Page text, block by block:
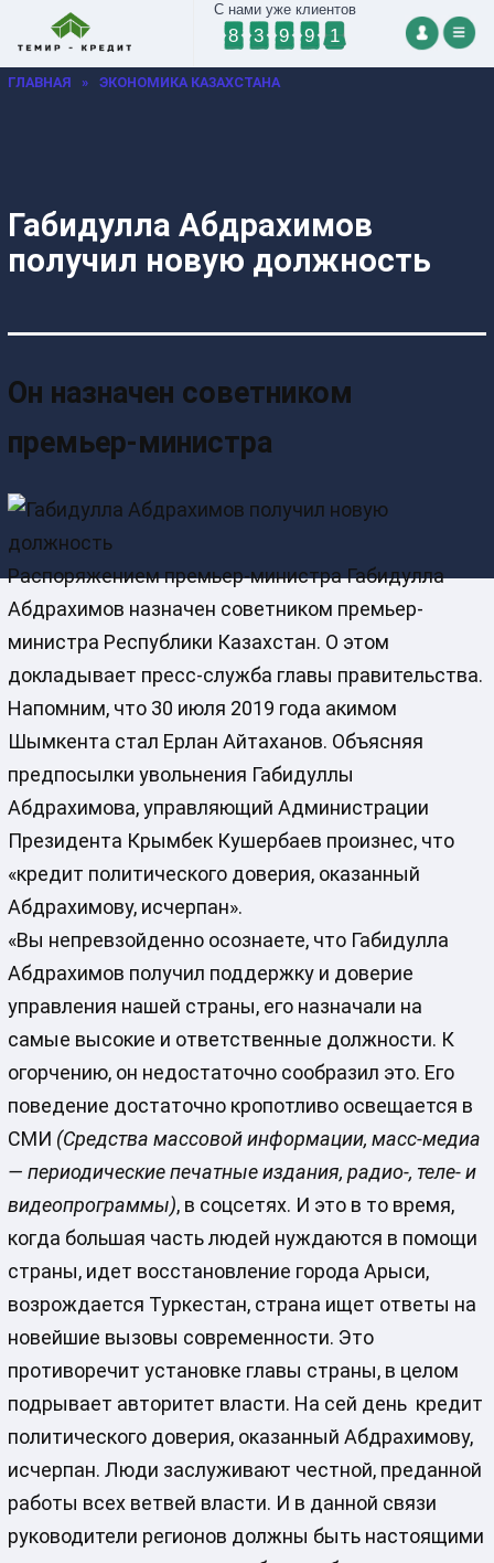
С нами уже клиентов
8 3 9 9 1
ГЛАВНАЯ » ЭКОНОМИКА КАЗАХСТАНА
Габидулла Абдрахимов
получил новую должность
Он назначен советником
премьер-министра
Распоряжением премьер-министра Габидулла
Абдрахимов назначен советником премьер-
министра Республики Казахстан. О этом
докладывает пресс-служба главы правительства.
Напомним, что 30 июля 2019 года акимом
Шымкента стал Ерлан Айтаханов. Объясняя
предпосылки увольнения Габидуллы
Абдрахимова, управляющий Администрации
Президента Крымбек Кушербаев произнес, что
«кредит политического доверия, оказанный
Абдрахимову, исчерпан».
«Вы непревзойденно осознаете, что Габидулла
Абдрахимов получил поддержку и доверие
управления нашей страны, его назначали на
самые высокие и ответственные должности. К
огорчению, он недостаточно сообразил это. Его
поведение достаточно кропотливо освещается в
СМИ (Средства массовой информации, масс-медиа
— периодические печатные издания, радио-, теле- и
видеопрограммы), в соцсетях. И это в то время,
когда большая часть людей нуждаются в помощи
страны, идет восстановление города Арыси,
возрождается Туркестан, страна ищет ответы на
новейшие вызовы современности. Это
противоречит установке главы страны, в целом
подрывает авторитет власти. На сей день кредит
политического доверия, оказанный Абдрахимову,
исчерпан. Люди заслуживают честной, преданной
работы всех ветвей власти. И в данной связи
руководители регионов должны быть настоящими